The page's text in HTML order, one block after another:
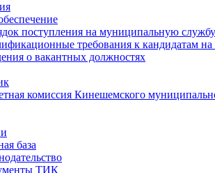
поступления на муниципальную службу
требования к кандидатам
о вакантных должностях
комиссия Кинешемского
база
ТИК